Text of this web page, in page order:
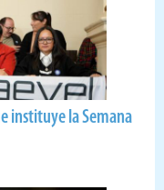
instituye la Semana